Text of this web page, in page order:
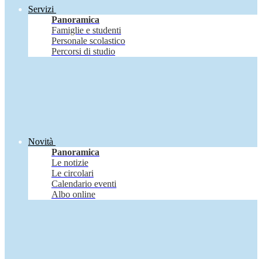
Servizi
Panoramica
Famiglie e studenti
Personale scolastico
Percorsi di studio
Novità
Panoramica
Le notizie
Le circolari
Calendario eventi
Albo online